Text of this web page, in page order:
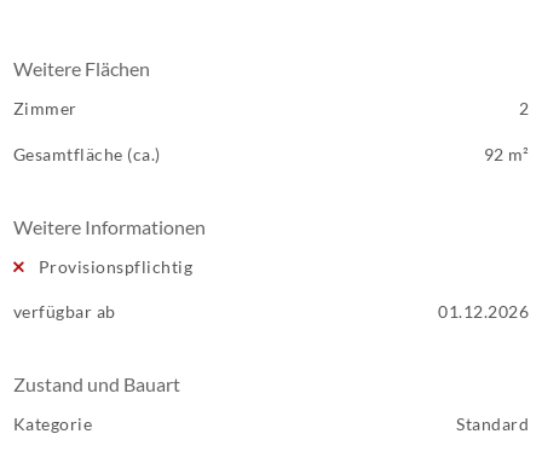
Weitere Flächen
Zimmer 2
Gesamtfläche (ca.) 92 m²
Weitere Informationen
Provisionspflichtig
verfügbar ab 01.12.2026
Zustand und Bauart
Kategorie Standard